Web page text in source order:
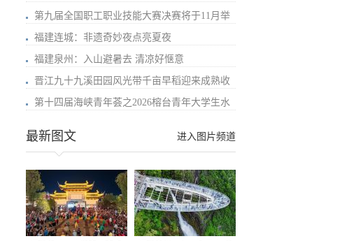
第九届全国职工职业技能大赛决赛将于11月举
福建连城：非遗奇妙夜点亮夏夜
福建泉州：入山避暑去 清凉好惬意
晋江九十九溪田园风光带千亩早稻迎来成熟收
第十四届海峡青年荟之2026榕台青年大学生水
进入图片频道
最新图文